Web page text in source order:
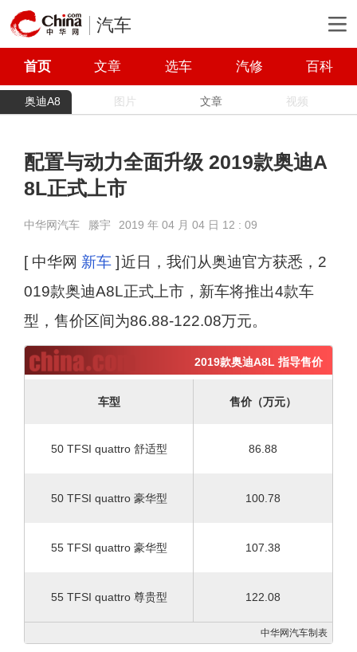
汽车
首页 文章 选车 汽修 百科
奥迪A8 图片 文章 视频
配置与动力全面升级 2019款奥迪A
8L正式上市
中华网汽车 滕宇 2019 年 04 月 04 日 12 : 09
[ 中华网 新车] 近日，我们从奥迪官方获悉，2
019款奥迪A8L正式上市，新车将推出4款车
型，售价区间为86.88-122.08万元。
2019款奥迪A8L 指导售价
车型 售价（万元）
50 TFSI quattro 舒适型 86.88
50 TFSI quattro 豪华型 100.78
55 TFSI quattro 豪华型 107.38
55 TFSI quattro 尊贵型 122.08
中华网汽车制表